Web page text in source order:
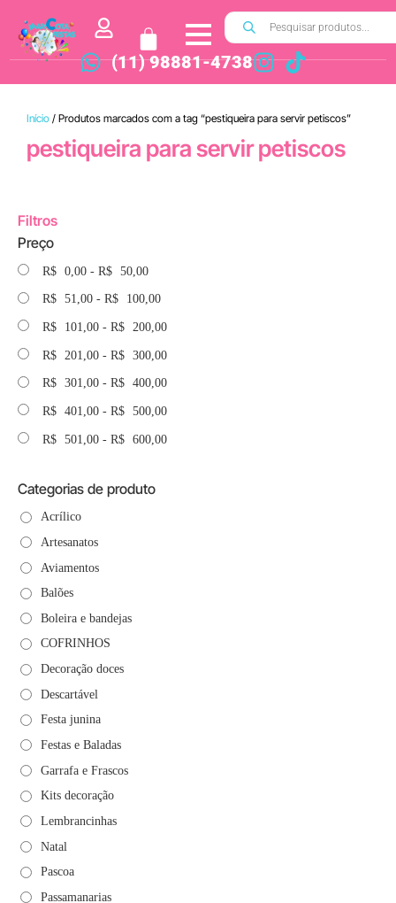
(11) 98881-4738
Início / Produtos marcados com a tag “pestiqueira para servir petiscos”
pestiqueira para servir petiscos
Filtros
Preço
R$ 0,00 - R$ 50,00
R$ 51,00 - R$ 100,00
R$ 101,00 - R$ 200,00
R$ 201,00 - R$ 300,00
R$ 301,00 - R$ 400,00
R$ 401,00 - R$ 500,00
R$ 501,00 - R$ 600,00
Categorias de produto
Acrílico
Artesanatos
Aviamentos
Balões
Boleira e bandejas
COFRINHOS
Decoração doces
Descartável
Festa junina
Festas e Baladas
Garrafa e Frascos
Kits decoração
Lembrancinhas
Natal
Pascoa
Passamanarias